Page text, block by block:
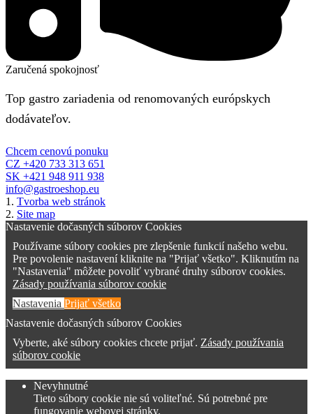
Zaručená spokojnosť
Top gastro zariadenia od renomovaných európskych
dodávateľov.
Chcem cenovú ponuku
CZ +420 733 313 651
SK +421 948 911 938
info@gastroeshop.eu
1. Tvorba web stránok
2. Site map
Nastavenie dočasných súborov Cookies
Používame súbory cookies pre zlepšenie funkcií našeho webu.
Pre povolenie nastavení kliknite na "Prijať všetko". Kliknutím na
"Nastavenia" môžete povoliť vybrané druhy súborov cookies.
Zásady používania súborov cookie
Nastavenia Prijať všetko
Nastavenie dočasných súborov Cookies
Vyberte, aké súbory cookies chcete prijať. Zásady používania
súborov cookie
Nevyhnutné
Tieto súbory cookie nie sú voliteľné. Sú potrebné pre
fungovanie webovej stránky.